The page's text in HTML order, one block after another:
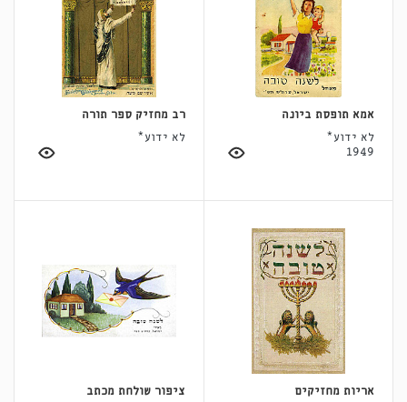
אמא תופסת ביונה
לא ידוע*
1949
רב מחזיק ספר תורה
לא ידוע*
אריות מחזיקים
ציפור שולחת מכתב